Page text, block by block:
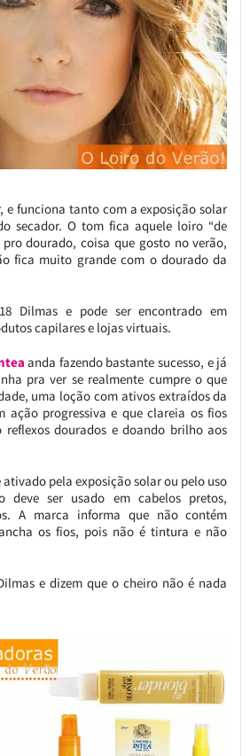
e funciona tanto com a exposição solar
secador. O tom fica aquele loiro “de
dourado, coisa que gosto no verão,
fica muito grande com o dourado da
Dilmas e pode ser encontrado em
capilares e lojas virtuais.
anda fazendo bastante sucesso, e já
pra ver se realmente cumpre o que
uma loção com ativos extraídos da
ação progressiva e que clareia os fios
reflexos dourados e doando brilho aos
ativado pela exposição solar ou pelo uso
deve ser usado em cabelos pretos,
A marca informa que não contém
os fios, pois não é tintura e não
e dizem que o cheiro não é nada